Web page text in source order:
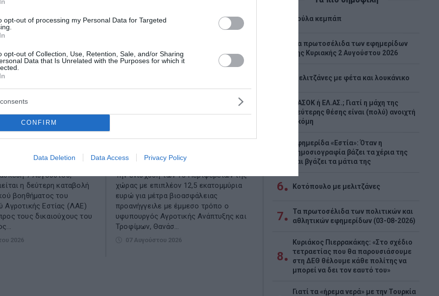
opt-out of processing my Personal Data for Targeted
opt-out of Collection, Use, Retention, Sale, and/or Sharing
Data that Is Unrelated with the Purposes for which it
CONFIRM
Data Deletion Data Access Privacy Policy
ευρώ από τον
είναι οι
7 Αυγούστου,
η δεύτερη καταβολή
βοηθήματος του
Αγροτικής Εστίας (ΛΑΕ)
τους δικαιούχους του
2026
στις Περιφέρειες για μέτρα
βιοασφάλειας
Την ενίσχυση των 13 Περιφερειών της
χώρας με επιπλέον 12,5 εκατομμύρια
ευρώ για μέτρα βιοασφάλειας
προανήγγειλε με έμμεσο τρόπο ο
υφυπουργός Αγροτικής Ανάπτυξης και
Τροφίμων, Θανάσ...
07 Αυγούστου 2026
Λούλα κεμπάπ
Tα πρωτοσέλιδα των εφημερίδων
της Κυριακής 2 Αυγούστου 2026
Μελιτζάνες με φέτα και λουκάνικο
ΠΑΣΟΚ ή ΕΛ.ΑΣ.; Γιατί η μάχη της
δεύτερης θέσης είναι (πολύ) ανοιχτή
ακόμη
Εφημερίδα «Εστία»: Όταν η
δημοσιογραφία βάζει τα χέρια της
και βγάζει τα μάτια της
6 Κοτόπουλο με μελιτζάνες
7
Τα πρωτοσέλιδα των πολιτικών και
αθλητικών εφημερίδων (03-08-2026)
8
Κυριάκος Πιερρακάκης: «Στο σχέδιο
τετραετίας που θα παρουσιάσουμε
στη ΔΕΘ θέλουμε κάθε πολίτης να
μπορεί να δει τον εαυτό του»
Γιατί τα «ήρεμα νερά» με την Τουρκία